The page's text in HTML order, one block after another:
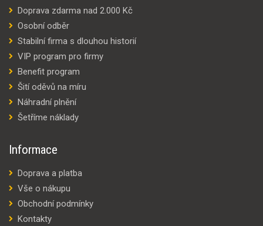
Doprava zdarma nad 2.000 Kč
Osobní odběr
Stabilní firma s dlouhou historií
VIP program pro firmy
Benefit program
Šití oděvů na míru
Náhradní plnění
Šetříme náklady
Informace
Doprava a platba
Vše o nákupu
Obchodní podmínky
Kontakty